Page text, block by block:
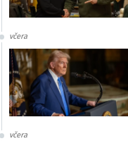
včera
včera